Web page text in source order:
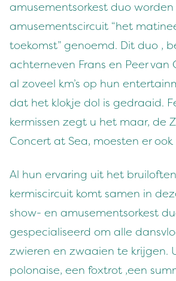
amusementsorkest duo
amusementscircuit “het
toekomst” genoemd. Dit duo ,
achterneven Frans en Peer van
al zoveel km’s op hun
dat het klokje dol is gedraaid.
kermissen zegt u het maar, de
Concert at Sea, moesten er
Al hun ervaring uit het
kermiscircuit komt samen in
show- en amusementsorkest
gespecialiseerd om alle
zwieren en zwaaien te krijgen.
polonaise, een foxtrot ,een